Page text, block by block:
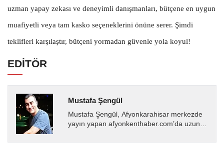
uzman yapay zekası ve deneyimli danışmanları, bütçene en uygun
muafiyetli veya tam kasko seçeneklerini önüne serer. Şimdi
teklifleri karşılaştır, bütçeni yormadan güvenle yola koyul!
EDİTÖR
Mustafa Şengül
Mustafa Şengül, Afyonkarahisar merkezde
yayın yapan afyonkenthaber.com’da uzun
almakta, haber akışı...